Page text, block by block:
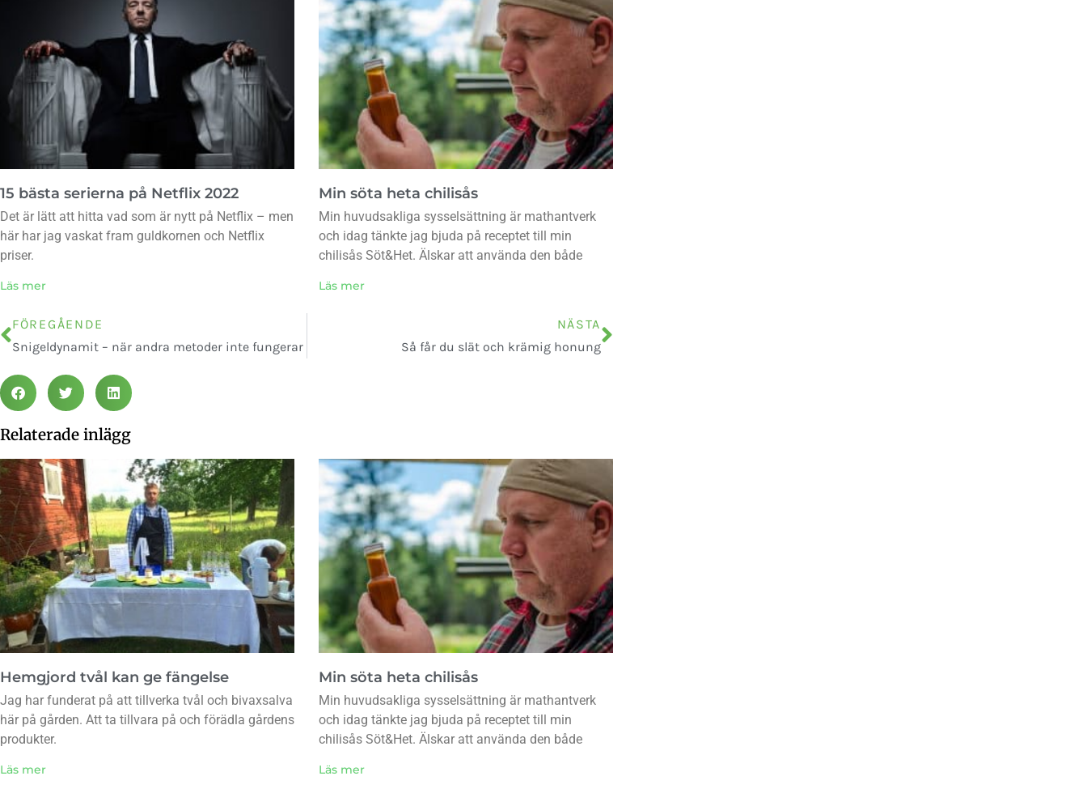
15 bästa serierna på Netflix 2022
Det är lätt att hitta vad som är nytt på Netflix – men
här har jag vaskat fram guldkornen och Netflix
priser.
Läs mer
Min söta heta chilisås
Min huvudsakliga sysselsättning är mathantverk
och idag tänkte jag bjuda på receptet till min
chilisås Söt&Het. Älskar att använda den både
Läs mer
FÖREGÅENDE
Snigeldynamit – när andra metoder inte fungerar
NÄSTA
Så får du slät och krämig honung
Relaterade inlägg
Hemgjord tvål kan ge fängelse
Jag har funderat på att tillverka tvål och bivaxsalva
här på gården. Att ta tillvara på och förädla gårdens
produkter.
Läs mer
Min söta heta chilisås
Min huvudsakliga sysselsättning är mathantverk
och idag tänkte jag bjuda på receptet till min
chilisås Söt&Het. Älskar att använda den både
Läs mer